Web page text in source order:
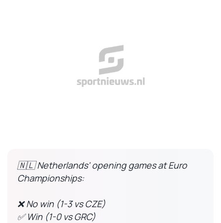
🇳🇱 Netherlands' opening games at Euro
Championships:
❌ No win (1-3 vs CZE)
✅ Win (1-0 vs GRC)